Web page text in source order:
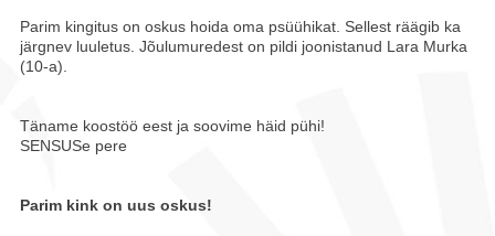
Parim kingitus on oskus hoida oma psüühikat. Sellest räägib ka
järgnev luuletus. Jõulumuredest on pildi joonistanud Lara Murka
(10-a).
Täname koostöö eest ja soovime häid pühi!
SENSUSe pere
Parim kink on uus oskus!